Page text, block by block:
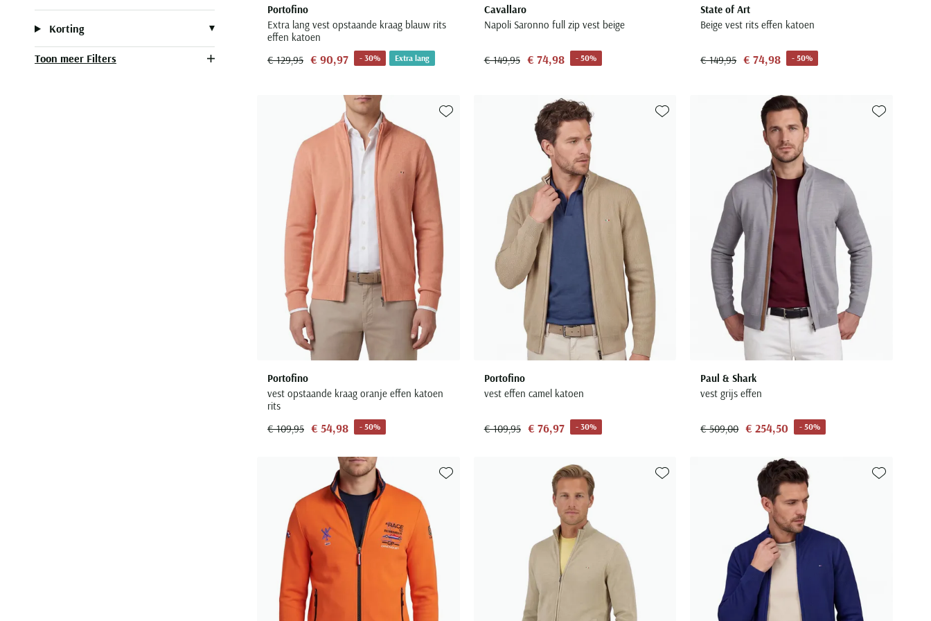
Korting
Toon meer Filters
Portofino
Extra lang vest opstaande kraag blauw rits
effen katoen
€ 129,95 € 90,97 - 30% Extra lang
Cavallaro
Napoli Saronno full zip vest beige
€ 149,95 € 74,98 - 50%
State of Art
Beige vest rits effen katoen
€ 149,95 € 74,98 - 50%
Portofino
vest opstaande kraag oranje effen katoen
rits
€ 109,95 € 54,98 - 50%
Toevoegen aan favorieten
Portofino
vest effen camel katoen
€ 109,95 € 76,97 - 30%
Toevoegen aan favorieten
Paul & Shark
vest grijs effen
€ 509,00 € 254,50 - 50%
Toevoegen aan favorieten